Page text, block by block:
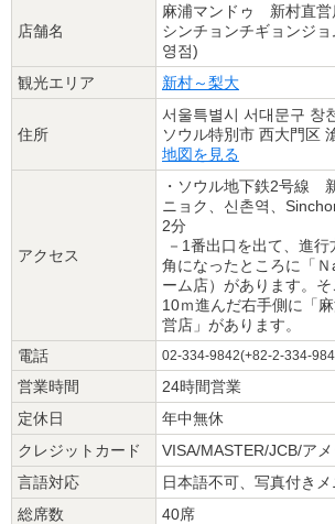
店舗名
麻浦マンドゥ 新村直
シンチョンチギョンジ
영점)
観光エリア
新村～梨大
住所
서울특별시 서대문구 창
ソウル特別市 西大門区
地図を見る
アクセス
・ソウル地下鉄2号線
ニョク、신촌역、
2分
－1番出口を出て、進
角になったところに「
ーム店）があります。
10ｍ進んだ右手側に「
営店」があります。
電話
02-334-9842(+82-2-334-
営業時間
24時間営業
定休日
年中無休
クレジットカード
VISA/MASTER/JCB/ア
言語対応
日本語不可、写真付きメ
総席数
40席